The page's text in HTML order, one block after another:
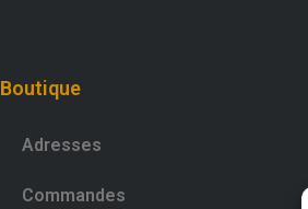
Boutique
Adresses
Commandes